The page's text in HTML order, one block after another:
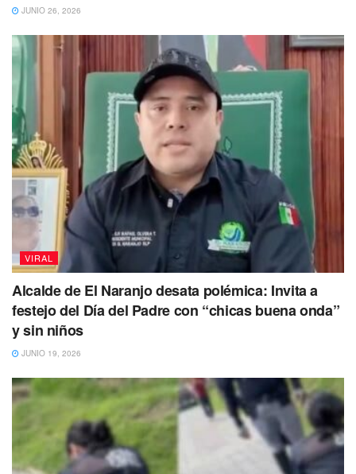
“Besa rico Pedrito”, aseguró Aldair.
JUNIO 26, 2026
VIRAL
Alcalde de El Naranjo desata polémica: Invita a
festejo del Día del Padre con “chicas buena onda”
y sin niños
JUNIO 19, 2026